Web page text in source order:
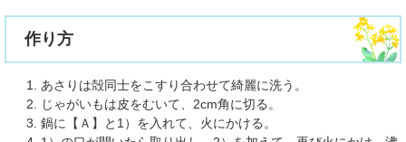
作り方
あさりは殻同士をこすり合わせて綺麗に洗う。
じゃがいもは皮をむいて、2cm角に切る。
鍋に【Ａ】と1）を入れて、火にかける。